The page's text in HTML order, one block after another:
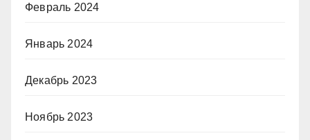
Февраль 2024
Январь 2024
Декабрь 2023
Ноябрь 2023